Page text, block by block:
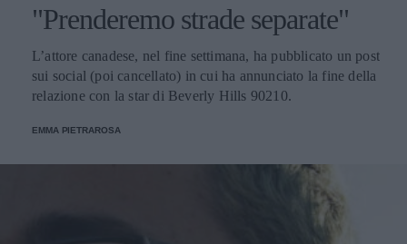
"Prenderemo strade separate"
L’attore canadese, nel fine settimana, ha pubblicato un post
sui social (poi cancellato) in cui ha annunciato la fine della
relazione con la star di Beverly Hills 90210.
EMMA PIETRAROSA